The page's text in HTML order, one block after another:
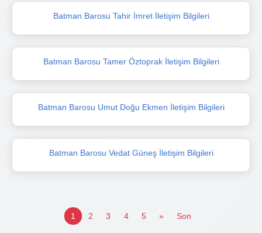
Batman Barosu Tahir İmret İletişim Bilgileri
Batman Barosu Tamer Öztoprak İletişim Bilgileri
Batman Barosu Umut Doğu Ekmen İletişim Bilgileri
Batman Barosu Vedat Güneş İletişim Bilgileri
1 2 3 4 5 » Son